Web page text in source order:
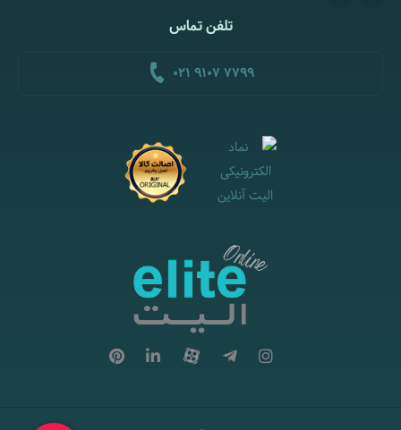
تلفن تماس
021 9107 7799